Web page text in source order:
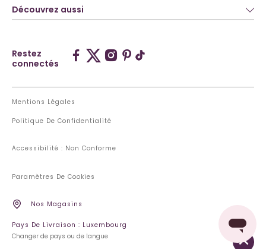
Découvrez aussi
Restez
connectés
Mentions Légales
Politique De Confidentialité
Accessibilité : Non Conforme
Paramètres De Cookies
Nos Magasins
Pays De Livraison : Luxembourg
Changer de pays ou de langue